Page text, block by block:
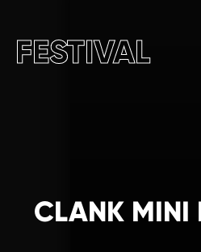
CLANK MINI
FESTIVAL